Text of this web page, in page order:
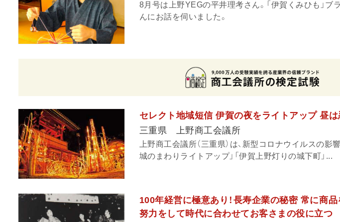
8月号は上野YEGの平井理考さん。「伊賀くみひも」
んにお話を伺いました。
セレクト地域短信 伊賀の夜をライトアップ 昼
三重県 上野商工会議所
上野商工会議所（三重県）は、新型コロナウイルスの影
城のまわりライトアップ」「伊賀上野灯りの城下町」...
100年経営に極意あり！長寿企業の秘密 常に商品
努力をして時代に合わせてお客さまの役に立つ